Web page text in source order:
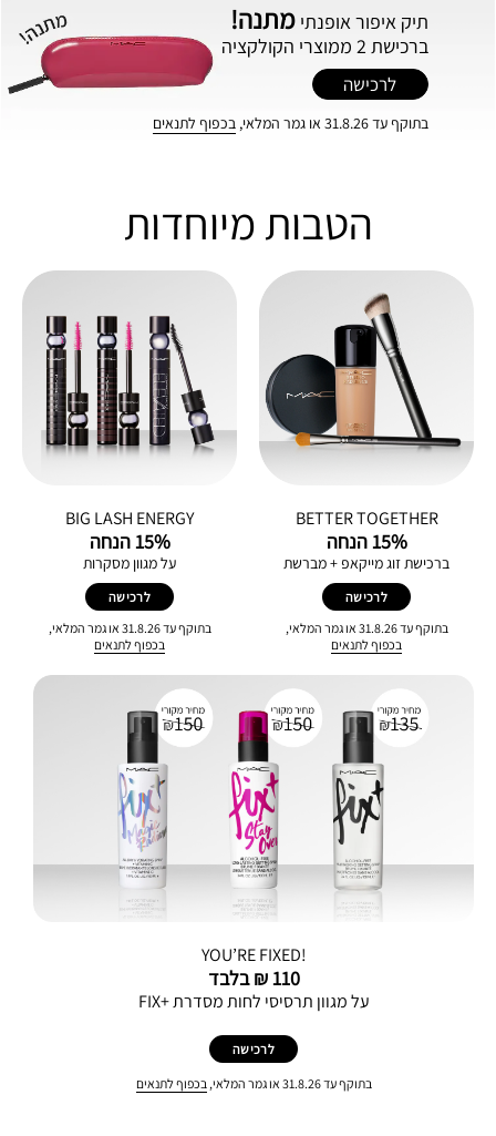
תיק‭ ‬איפור‭ ‬אופנתי מתנה!
ברכישת 2 ממוצרי הקולקציה
לרכישה
בתוקף עד 31.8.26 או גמר המלאי, בכפוף לתנאים
הטבות מיוחדות
BETTER TOGETHER
15% הנחה
ברכישת זוג מייקאפ + מברשת
לרכישה
בתוקף עד 31.8.26 או גמר המלאי,
בכפוף לתנאים
BIG LASH ENERGY
15% הנחה
על מגוון מסקרות
לרכישה
בתוקף עד 31.8.26 או גמר המלאי,
בכפוף לתנאים
YOU’RE FIXED!
110 ₪ בלבד
על מגוון תרסיסי לחות מסדרת +FIX
לרכישה
בתוקף עד 31.8.26 או גמר המלאי, בכפוף לתנאים